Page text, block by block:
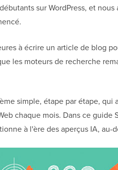
sur WordPress, et
à écrire un article de blog
les moteurs de recherche
simple, étape par étape,
chaque mois. Dans ce guide
à l'ère des aperçus IA, au-